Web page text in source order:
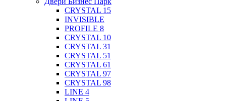
CRYSTAL 15
INVISIBLE
PROFILE 8
CRYSTAL 10
CRYSTAL 31
CRYSTAL 51
CRYSTAL 61
CRYSTAL 97
CRYSTAL 98
LINE 4